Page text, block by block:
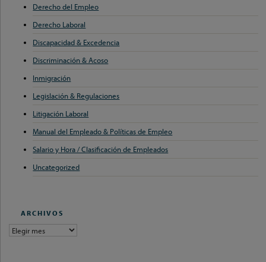
Derecho del Empleo
Derecho Laboral
Discapacidad & Excedencia
Discriminación & Acoso
Inmigración
Legislación & Regulaciones
Litigación Laboral
Manual del Empleado & Políticas de Empleo
Salario y Hora / Clasificación de Empleados
Uncategorized
ARCHIVOS
archivos